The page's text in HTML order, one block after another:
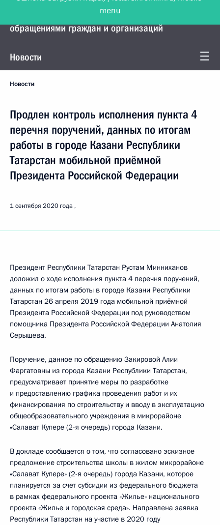
Управление Президента по работе с
обращениями граждан и организаций
Новости
Новости
Продлен контроль исполнения пункта 4
перечня поручений, данных по итогам
работы в городе Казани Республики
Татарстан мобильной приёмной
Президента Российской Федерации
1 сентября 2020 года
Президент Республики Татарстан Рустам Минниханов
доложил о ходе исполнения пункта 4 перечня поручений,
данных по итогам работы в городе Казани Республики
Татарстан 26 апреля 2019 года мобильной приёмной
Президента Российской Федерации под руководством
помощника Президента Российской Федерации Анатолия
Серышева.
Поручение, данное по обращению Закировой Алии
Фаргатовны из города Казани Республики Татарстан,
предусматривает принятие меры по разработке
и предоставлению графика проведения работ и их
финансирования по строительству и вводу в эксплуатацию
общеобразовательного учреждения в микрорайоне
«Салават Купере (2-я очередь) города Казани.
В докладе сообщается о том, что согласовано эскизное
предложение строительства школы в жилом микрорайоне
«Салават Купере» (2-я очередь) города Казани, которое
планируется за счет субсидии из федерального бюджета
в рамках федерального проекта «Жилье» национального
проекта «Жилье и городская среда». Направлена заявка
Республики Татарстан на участие в 2020 году
menu